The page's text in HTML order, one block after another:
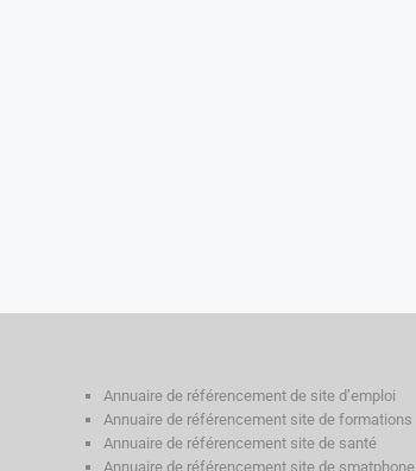
Annuaire de référencement de site d’emploi
Annuaire de référencement site de formations
Annuaire de référencement site de santé
Annuaire de référencement site de smatphone